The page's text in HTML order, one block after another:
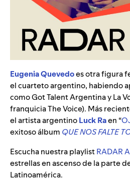
Eugenia Quevedoes otra figura
el cuarteto argentino, habiendo
como Got Talent Argentina y La
franquicia The Voice). Más
el artista argentinoLuck Raen “
exitoso álbum QUE NOS FALTE
Escucha nuestra playlistRADAR
estrellas en ascenso de la parte
Latinoamérica.